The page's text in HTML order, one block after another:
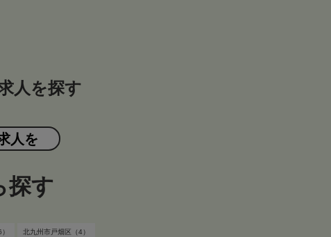
人を探す
人を
探す
北九州市戸畑区（4）